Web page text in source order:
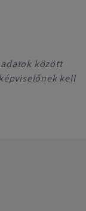
között
kell